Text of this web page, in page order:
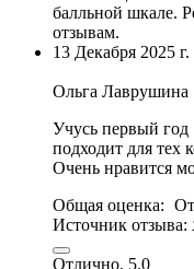
балльной шкале.
отзывам.
13 Декабря 2025 г.
Ольга Лаврушина
Учусь первый год
подходит для тех
Очень нравится
Общая оценка:
Источник отзыва:
Отлично, 5.0